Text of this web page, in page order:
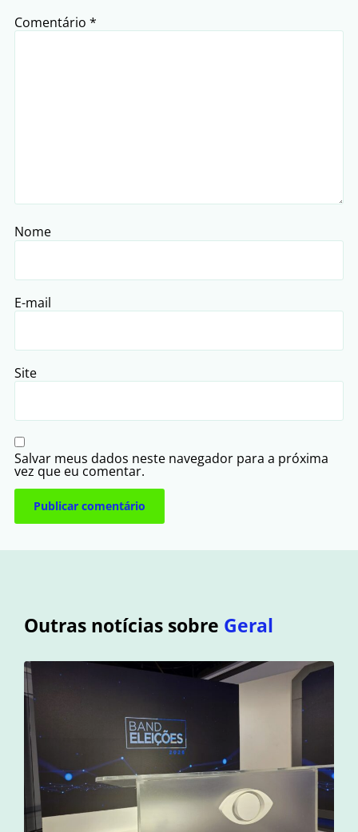
Comentário *
Nome
E-mail
Site
Salvar meus dados neste navegador para a próxima
vez que eu comentar.
Outras notícias sobre Geral